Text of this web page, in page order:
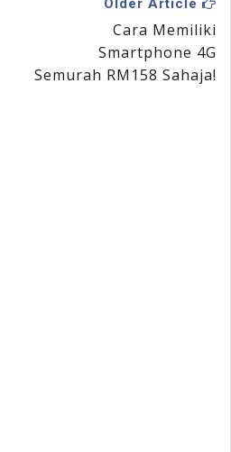
Older Article
Cara Memiliki
Smartphone 4G
Semurah RM158 Sahaja!